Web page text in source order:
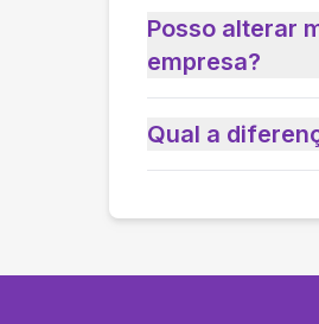
Posso alterar
empresa?
Qual a